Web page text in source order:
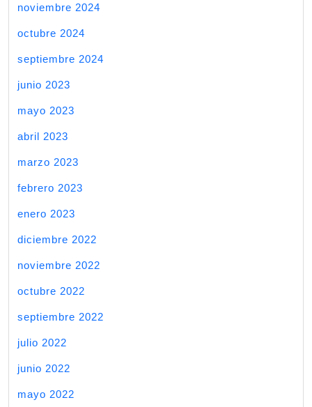
noviembre 2024
octubre 2024
septiembre 2024
junio 2023
mayo 2023
abril 2023
marzo 2023
febrero 2023
enero 2023
diciembre 2022
noviembre 2022
octubre 2022
septiembre 2022
julio 2022
junio 2022
mayo 2022